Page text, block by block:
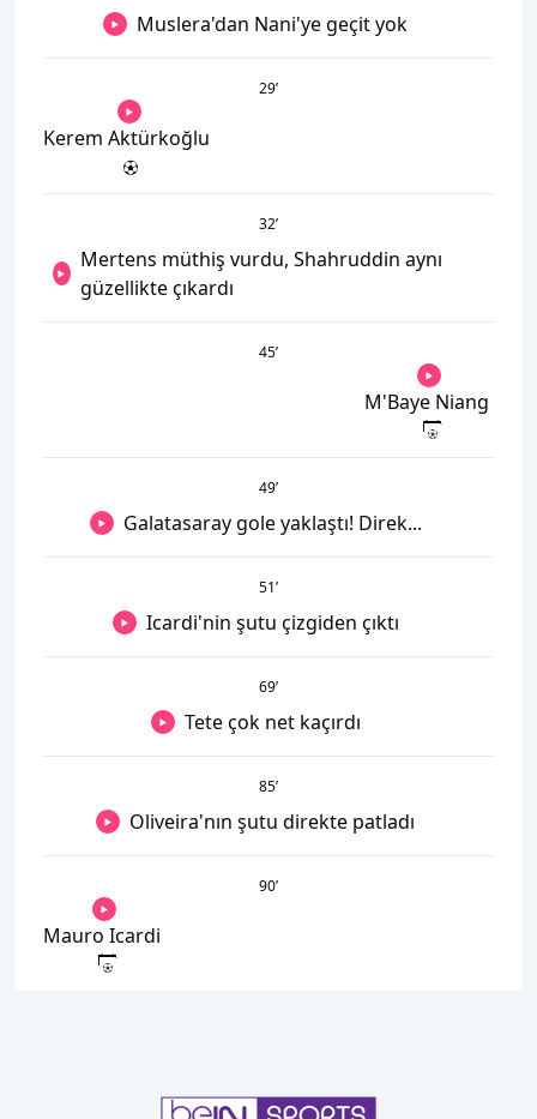
Muslera'dan Nani'ye geçit yok
29’
Kerem Aktürkoğlu
32’
Mertens müthiş vurdu, Shahruddin aynı
güzellikte çıkardı
45’
M'Baye Niang
49’
Galatasaray gole yaklaştı! Direk...
51’
Icardi'nin şutu çizgiden çıktı
69’
Tete çok net kaçırdı
85’
Oliveira'nın şutu direkte patladı
90’
Mauro Icardi